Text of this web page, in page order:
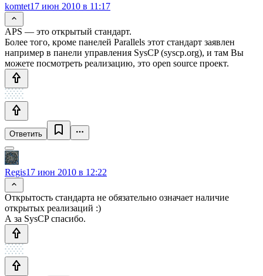
komtet17 июн 2010 в 11:17
APS — это открытый стандарт.
Более того, кроме панелей Parallels этот стандарт заявлен
например в панели управления SysCP (syscp.org), и там Вы
можете посмотреть реализацию, это open source проект.
Ответить
Regis17 июн 2010 в 12:22
Открытость стандарта не обязательно означает наличие
открытых реализаций :)
А за SysCP спасибо.